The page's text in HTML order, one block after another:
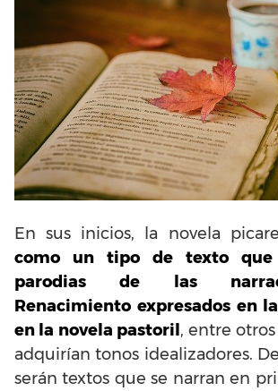
En sus inicios, la novela
como un tipo de texto que
parodias de las
Renacimiento expresados en
en la novela pastoril , entre
adquirían tonos idealizadores.
serán textos que se narran en